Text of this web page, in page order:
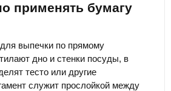
применять бумагу
выпечки по прямому
дно и стенки посуды, в
тесто или другие
служит прослойкой между